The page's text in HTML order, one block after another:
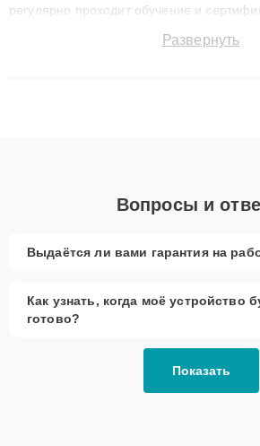
регулярно проходит обучение и
технику с сохранением гарантии до 3
Развернуть
Вопросы и
Выдаётся ли вами гарантия на
Как узнать, когда моё устройство
готово?
Показать